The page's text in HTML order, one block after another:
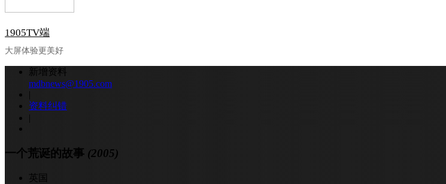
1905TV端
大屏体验更美好
新增资料
mdbnews@1905.com
|
资料纠错
|
一个荒诞的故事 (2005)
英国